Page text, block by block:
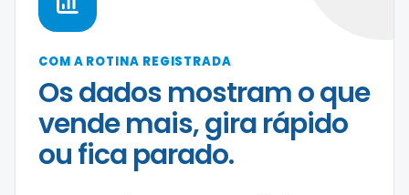
COM A ROTINA REGISTRADA
Os dados mostram o que
vende mais, gira rápido
ou fica parado.